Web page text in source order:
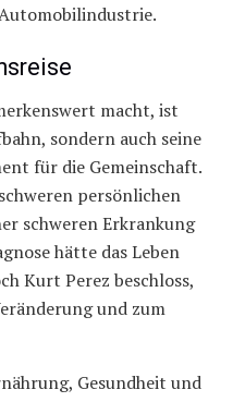
macht, ist
sondern auch seine
für die Gemeinschaft.
persönlichen
schweren Erkrankung
hätte das Leben
Kurt Perez beschloss,
und zum
Gesundheit und